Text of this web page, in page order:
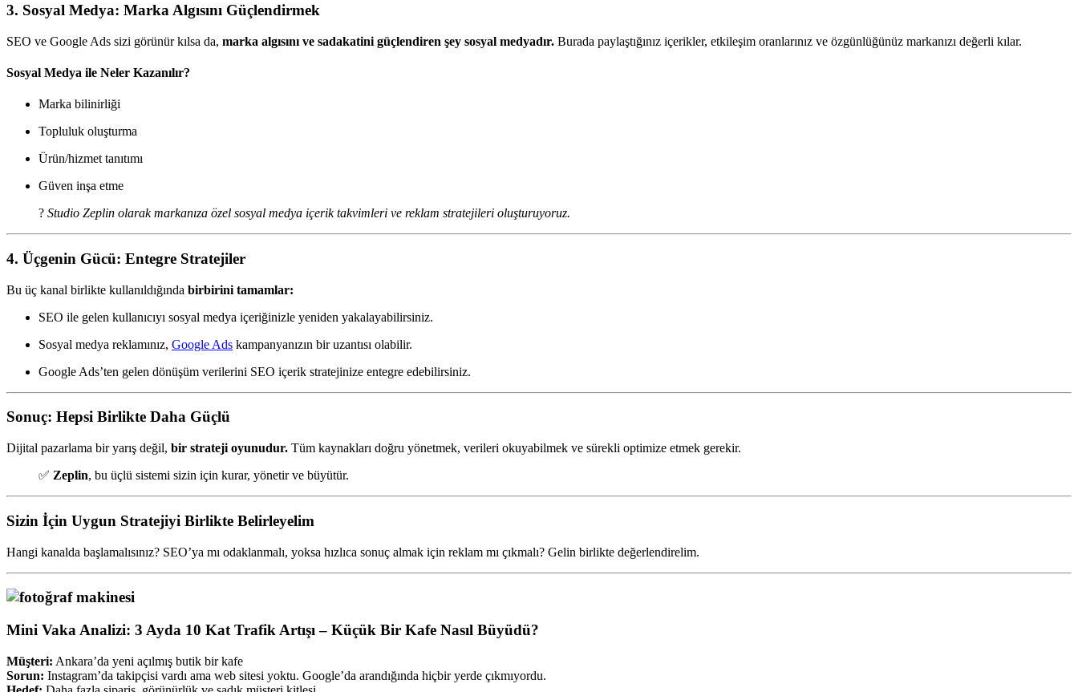
3. Sosyal Medya: Marka Algısını Güçlendirmek
SEO ve Google Ads sizi görünür kılsa da, marka algısını ve sadakatini güçlendiren şey sosyal medyadır. Burada paylaştığınız içerikler, etkileşim oranlarınız ve özgünlüğünüz markanızı değerli kılar.
Sosyal Medya ile Neler Kazanılır?
Marka bilinirliği
Topluluk oluşturma
Ürün/hizmet tanıtımı
Güven inşa etme
? Studio Zeplin olarak markanıza özel sosyal medya içerik takvimleri ve reklam stratejileri oluşturuyoruz.
4. Üçgenin Gücü: Entegre Stratejiler
Bu üç kanal birlikte kullanıldığında birbirini tamamlar:
SEO ile gelen kullanıcıyı sosyal medya içeriğinizle yeniden yakalayabilirsiniz.
Sosyal medya reklamınız, Google Ads kampanyanızın bir uzantısı olabilir.
Google Ads’ten gelen dönüşüm verilerini SEO içerik stratejinize entegre edebilirsiniz.
Sonuç: Hepsi Birlikte Daha Güçlü
Dijital pazarlama bir yarış değil, bir strateji oyunudur. Tüm kaynakları doğru yönetmek, verileri okuyabilmek ve sürekli optimize etmek gerekir.
✅ Zeplin, bu üçlü sistemi sizin için kurar, yönetir ve büyütür.
Sizin İçin Uygun Stratejiyi Birlikte Belirleyelim
Hangi kanalda başlamalısınız? SEO’ya mı odaklanmalı, yoksa hızlıca sonuç almak için reklam mı çıkmalı? Gelin birlikte değerlendirelim.
Mini Vaka Analizi: 3 Ayda 10 Kat Trafik Artışı – Küçük Bir Kafe Nasıl Büyüdü?
Müşteri: Ankara’da yeni açılmış butik bir kafe
Sorun: Instagram’da takipçisi vardı ama web sitesi yoktu. Google’da arandığında hiçbir yerde çıkmıyordu.